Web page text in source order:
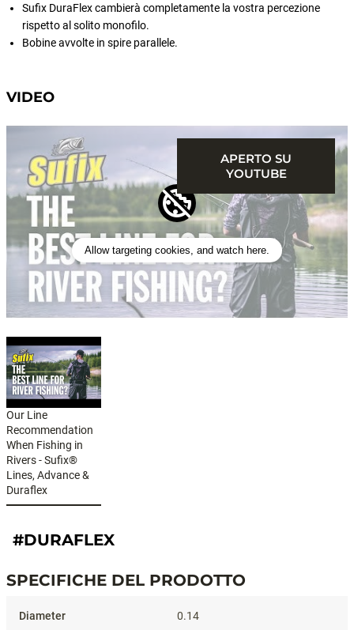
Sufix DuraFlex cambierà completamente la vostra percezione
rispetto al solito monofilo.
Bobine avvolte in spire parallele.
VIDEO
Allow targeting cookies, and watch here.
APERTO SU
YOUTUBE
Our Line
Recommendation
When Fishing in
Rivers - Sufix®
Lines, Advance &
Duraflex
#DURAFLEX
SPECIFICHE DEL PRODOTTO
0.14